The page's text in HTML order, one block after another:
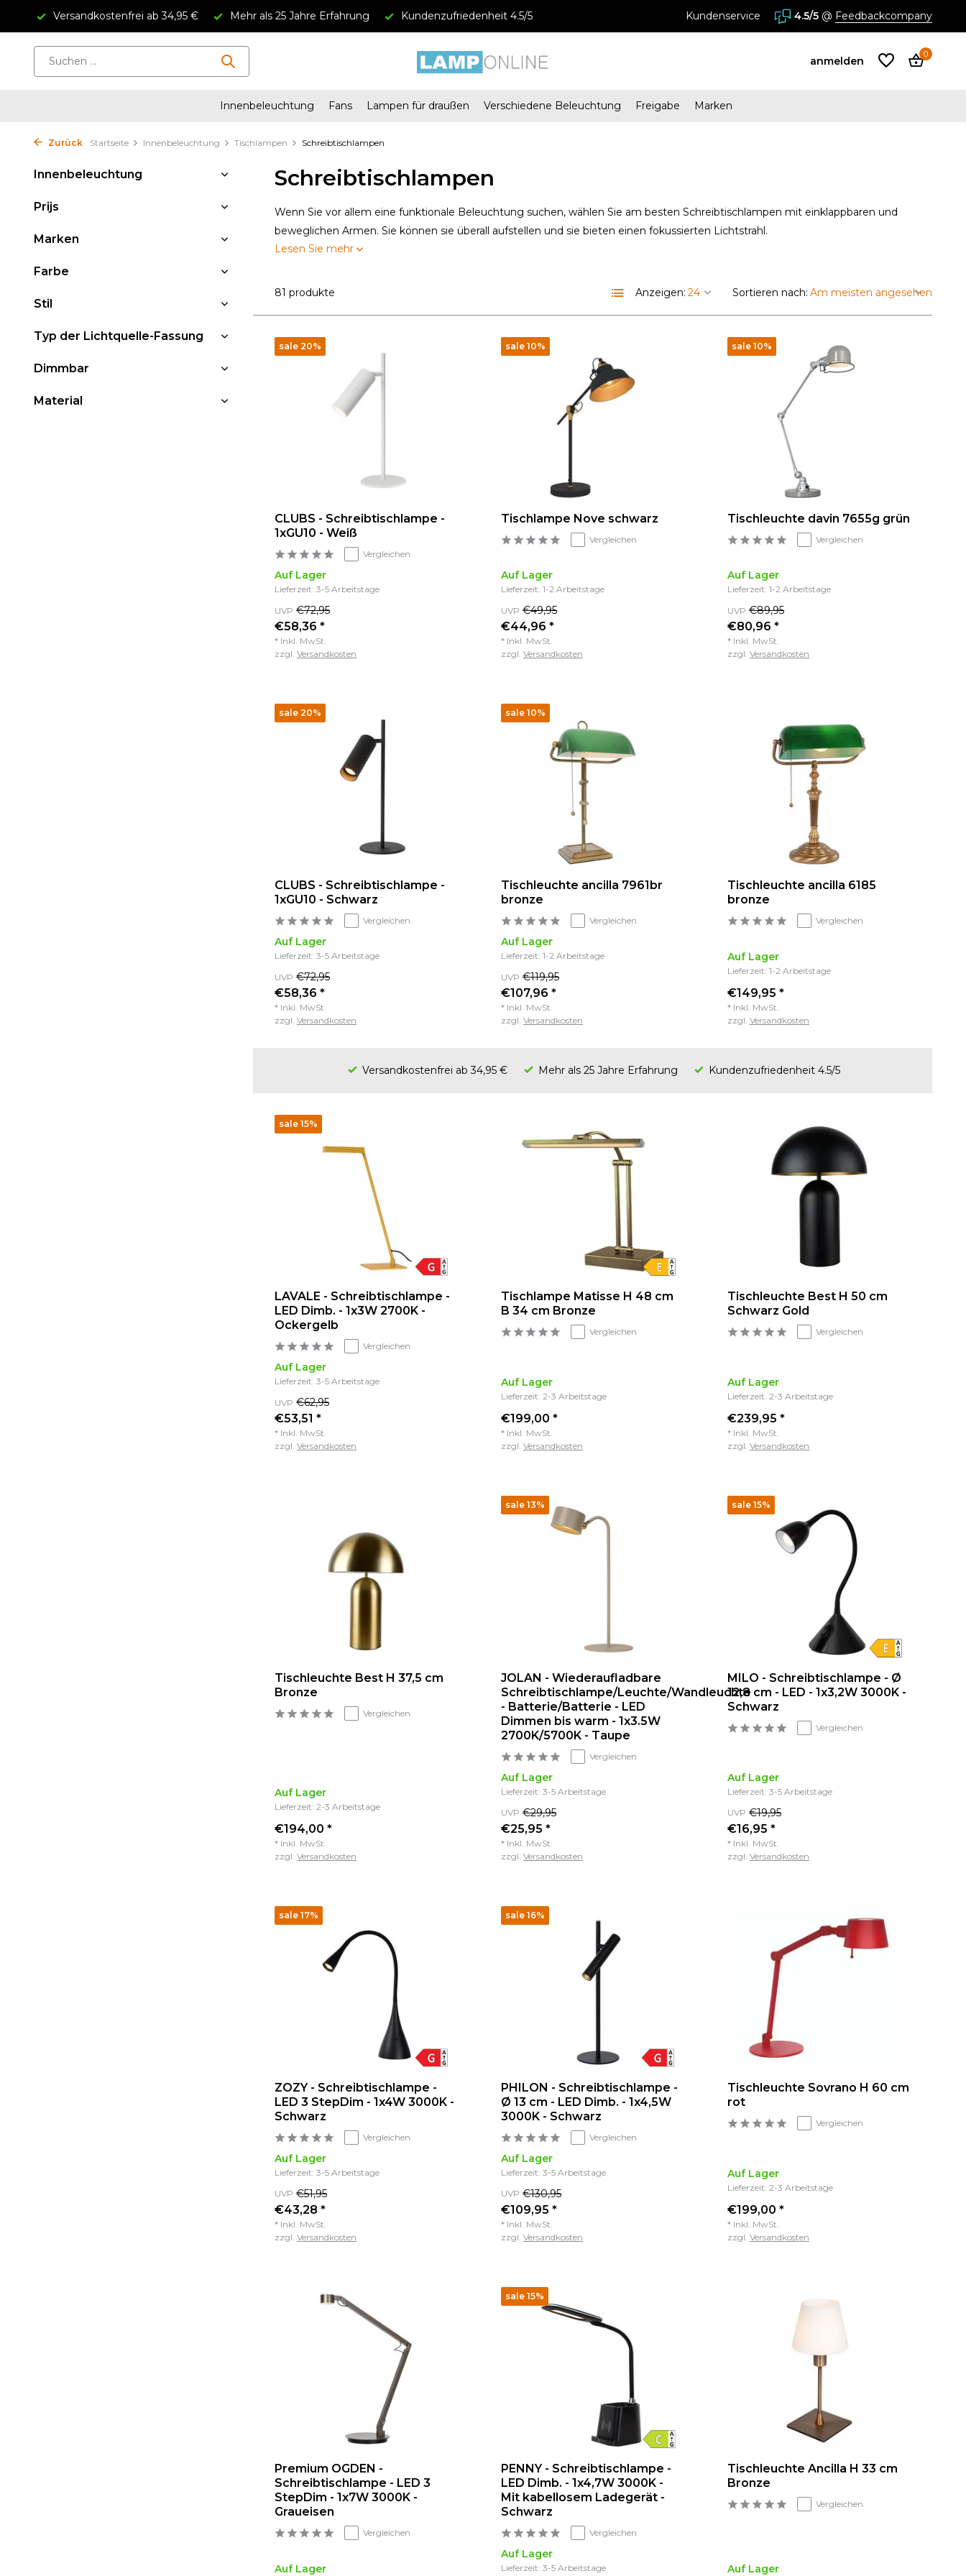
Versandkostenfrei ab 34,95 € Mehr als 25 Jahre Erfahrung Kundenzufriedenheit 4.5/5 Kundenservice 4.5/5 @ Feedbackcompany
anmelden
Benutzerkonto
anlegen
0
Innenbeleuchtung Fans Lampen für draußen Verschiedene Beleuchtung Freigabe Marken
Zurück Startseite Innenbeleuchtung Tischlampen Schreibtischlampen
Innenbeleuchtung
Prijs
Marken
Farbe
Stil
Typ der Lichtquelle-Fassung
Dimmbar
Material
Schreibtischlampen
Wenn Sie vor allem eine funktionale Beleuchtung suchen, wählen Sie am besten Schreibtischlampen mit einklappbaren und
beweglichen Armen. Sie können sie überall aufstellen und sie bieten einen fokussierten Lichtstrahl.
Lesen Sie mehr
81 produkte Anzeigen: Sortieren nach:
sale 20%
CLUBS - Schreibtischlampe -
1xGU10 - Weiß
Vergleichen
Auf Lager
Lieferzeit: 3-5 Arbeitstage
UVP €72,95
€58,36 *
* Inkl. MwSt.
zzgl. Versandkosten
sale 10%
Tischlampe Nove schwarz
Vergleichen
Auf Lager
Lieferzeit: 1-2 Arbeitstage
UVP €49,95
€44,96 *
* Inkl. MwSt.
zzgl. Versandkosten
sale 10%
Tischleuchte davin 7655g grün
Vergleichen
Auf Lager
Lieferzeit: 1-2 Arbeitstage
UVP €89,95
€80,96 *
* Inkl. MwSt.
zzgl. Versandkosten
sale 20%
CLUBS - Schreibtischlampe -
1xGU10 - Schwarz
Vergleichen
Auf Lager
Lieferzeit: 3-5 Arbeitstage
UVP €72,95
€58,36 *
* Inkl. MwSt.
zzgl. Versandkosten
sale 10%
Tischleuchte ancilla 7961br
bronze
Vergleichen
Auf Lager
Lieferzeit: 1-2 Arbeitstage
UVP €119,95
€107,96 *
* Inkl. MwSt.
zzgl. Versandkosten
Tischleuchte ancilla 6185
bronze
Vergleichen
Auf Lager
Lieferzeit: 1-2 Arbeitstage
€149,95 *
* Inkl. MwSt.
zzgl. Versandkosten
Versandkostenfrei ab 34,95 € Mehr als 25 Jahre Erfahrung Kundenzufriedenheit 4.5/5
sale 15%
LAVALE - Schreibtischlampe -
LED Dimb. - 1x3W 2700K -
Ockergelb
Vergleichen
Auf Lager
Lieferzeit: 3-5 Arbeitstage
UVP €62,95
€53,51 *
* Inkl. MwSt.
zzgl. Versandkosten
Tischlampe Matisse H 48 cm
B 34 cm Bronze
Vergleichen
Auf Lager
Lieferzeit: 2-3 Arbeitstage
€199,00 *
* Inkl. MwSt.
zzgl. Versandkosten
Tischleuchte Best H 50 cm
Schwarz Gold
Vergleichen
Auf Lager
Lieferzeit: 2-3 Arbeitstage
€239,95 *
* Inkl. MwSt.
zzgl. Versandkosten
Tischleuchte Best H 37,5 cm
Bronze
Vergleichen
Auf Lager
Lieferzeit: 2-3 Arbeitstage
€194,00 *
* Inkl. MwSt.
zzgl. Versandkosten
sale 13%
JOLAN - Wiederaufladbare
Schreibtischlampe/Leuchte/Wandleuchte
- Batterie/Batterie - LED
Dimmen bis warm - 1x3.5W
2700K/5700K - Taupe
Vergleichen
Auf Lager
Lieferzeit: 3-5 Arbeitstage
UVP €29,95
€25,95 *
* Inkl. MwSt.
zzgl. Versandkosten
sale 15%
MILO - Schreibtischlampe - Ø
12,8 cm - LED - 1x3,2W 3000K -
Schwarz
Vergleichen
Auf Lager
Lieferzeit: 3-5 Arbeitstage
UVP €19,95
€16,95 *
* Inkl. MwSt.
zzgl. Versandkosten
sale 17%
ZOZY - Schreibtischlampe -
LED 3 StepDim - 1x4W 3000K -
Schwarz
Vergleichen
Auf Lager
Lieferzeit: 3-5 Arbeitstage
UVP €51,95
€43,28 *
* Inkl. MwSt.
zzgl. Versandkosten
sale 16%
PHILON - Schreibtischlampe -
Ø 13 cm - LED Dimb. - 1x4,5W
3000K - Schwarz
Vergleichen
Auf Lager
Lieferzeit: 3-5 Arbeitstage
UVP €130,95
€109,95 *
* Inkl. MwSt.
zzgl. Versandkosten
Tischleuchte Sovrano H 60 cm
rot
Vergleichen
Auf Lager
Lieferzeit: 2-3 Arbeitstage
€199,00 *
* Inkl. MwSt.
zzgl. Versandkosten
Premium OGDEN -
Schreibtischlampe - LED 3
StepDim - 1x7W 3000K -
Graueisen
Vergleichen
Auf Lager
sale 15%
PENNY - Schreibtischlampe -
LED Dimb. - 1x4,7W 3000K -
Mit kabellosem Ladegerät -
Schwarz
Vergleichen
Auf Lager
Lieferzeit: 3-5 Arbeitstage
Tischleuchte Ancilla H 33 cm
Bronze
Vergleichen
Auf Lager